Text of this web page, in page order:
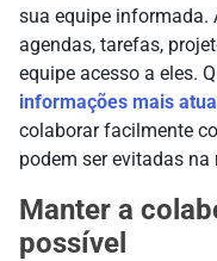
sua equipe informada.
agendas, tarefas,
equipe acesso a eles.
informações mais
colaborar facilmente
podem ser evitadas na
Manter a
possível